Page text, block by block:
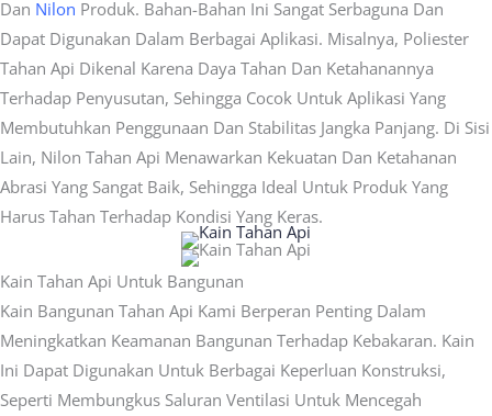
Dan Nilon Produk. Bahan-Bahan Ini Sangat Serbaguna Dan
Dapat Digunakan Dalam Berbagai Aplikasi. Misalnya, Poliester
Tahan Api Dikenal Karena Daya Tahan Dan Ketahanannya
Terhadap Penyusutan, Sehingga Cocok Untuk Aplikasi Yang
Membutuhkan Penggunaan Dan Stabilitas Jangka Panjang. Di Sisi
Lain, Nilon Tahan Api Menawarkan Kekuatan Dan Ketahanan
Abrasi Yang Sangat Baik, Sehingga Ideal Untuk Produk Yang
Harus Tahan Terhadap Kondisi Yang Keras.
Kain Tahan Api Untuk Bangunan
Kain Bangunan Tahan Api Kami Berperan Penting Dalam
Meningkatkan Keamanan Bangunan Terhadap Kebakaran. Kain
Ini Dapat Digunakan Untuk Berbagai Keperluan Konstruksi,
Seperti Membungkus Saluran Ventilasi Untuk Mencegah